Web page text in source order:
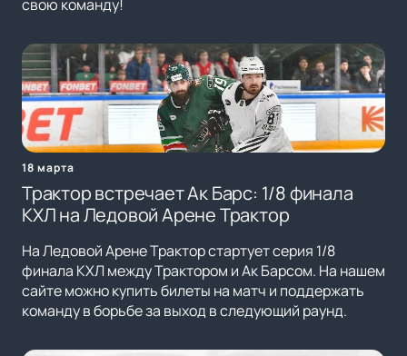
свою команду!
18 марта
Трактор встречает Ак Барс: 1/8 финала
КХЛ на Ледовой Арене Трактор
На Ледовой Арене Трактор стартует серия 1/8
финала КХЛ между Трактором и Ак Барсом. На нашем
сайте можно купить билеты на матч и поддержать
команду в борьбе за выход в следующий раунд.